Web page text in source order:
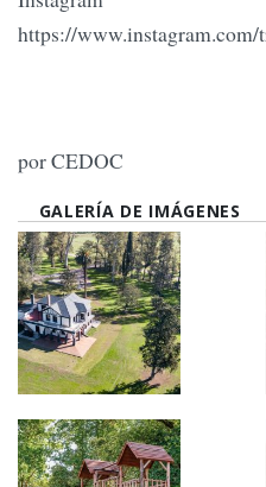
https://
por CEDOC
GALERÍA DE IMÁGENES